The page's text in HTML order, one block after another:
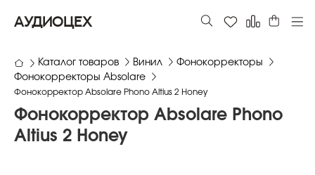
АУДИОЦЕХ
Каталог товаров Винил
Фонокорректоры
Фонокорректоры Absolare
Фонокорректор Absolare Phono Altius 2 Honey
Фонокорректор Absolare Phono
Altius 2 Honey